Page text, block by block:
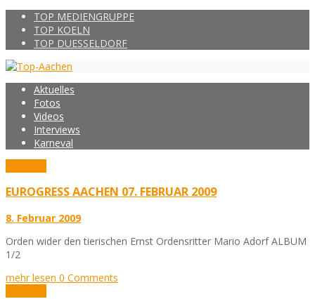
TOP MEDIENGRUPPE
TOP KOELN
TOP DUESSELDORF
Aktuelles
Fotos
Videos
Interviews
Karneval
EUROGRESS AACHEN 07. FEBRUAR 2009
8. Februar 2009
Orden wider den tierischen Ernst Ordensritter Mario Adorf ALBUM
1/2
mehr lesen 0 Comments